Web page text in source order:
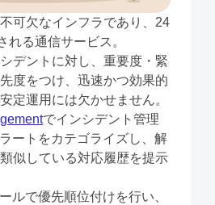
可欠なインフラであり、24
れる通信サービス。
デントに対し、重要度・緊
度をつけ、迅速かつ効果的
定運用には欠かせません。
でインシデント管理
ートをカテゴライズし、解
似している対応履歴を提示
ルで優先順位付けを行い、